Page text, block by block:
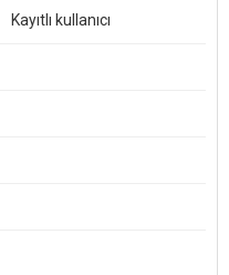
Kayıtlı kullanıcı